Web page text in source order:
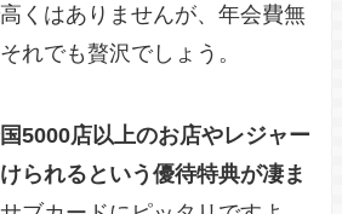
くはありませんが、年会費無
れでも贅沢でしょう。
5000店以上のお店やレジャー
られるという優待特典が凄ま